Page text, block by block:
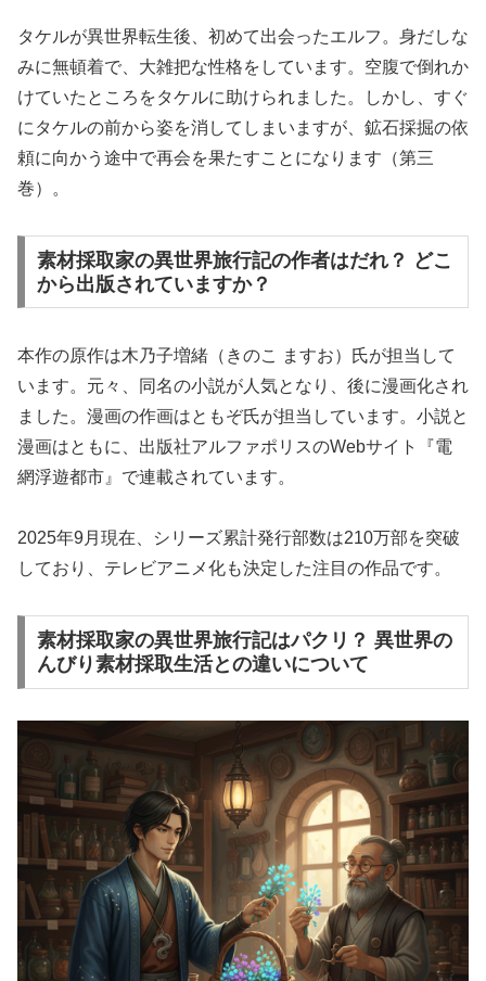
タケルが異世界転生後、初めて出会ったエルフ。身だしな
みに無頓着で、大雑把な性格をしています。空腹で倒れか
けていたところをタケルに助けられました。しかし、すぐ
にタケルの前から姿を消してしまいますが、鉱石採掘の依
頼に向かう途中で再会を果たすことになります（第三
巻）。
素材採取家の異世界旅行記の作者はだれ？ どこ
から出版されていますか？
本作の原作は木乃子増緒（きのこ ますお）氏が担当して
います。元々、同名の小説が人気となり、後に漫画化され
ました。漫画の作画はともぞ氏が担当しています。小説と
漫画はともに、出版社アルファポリスのWebサイト『電
網浮遊都市』で連載されています。
2025年9月現在、シリーズ累計発行部数は210万部を突破
しており、テレビアニメ化も決定した注目の作品です。
素材採取家の異世界旅行記はパクリ？ 異世界の
んびり素材採取生活との違いについて